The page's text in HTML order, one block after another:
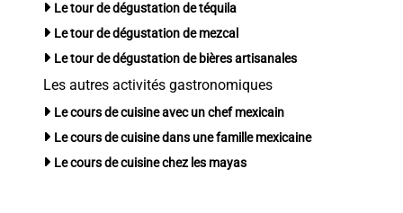
Le tour de dégustation de téquila
Le tour de dégustation de mezcal
Le tour de dégustation de bières artisanales
Les autres activités gastronomiques
Le cours de cuisine avec un chef mexicain
Le cours de cuisine dans une famille mexicaine
Le cours de cuisine chez les mayas